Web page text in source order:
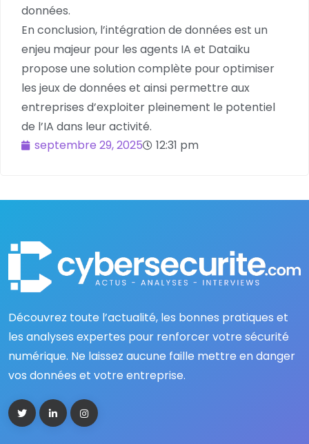
données.
En conclusion, l’intégration de données est un
enjeu majeur pour les agents IA et Dataiku
propose une solution complète pour optimiser
les jeux de données et ainsi permettre aux
entreprises d’exploiter pleinement le potentiel
de l’IA dans leur activité.
septembre 29, 2025
12:31 pm
Découvrez toute l’actualité, les bonnes pratiques et
les analyses expertes pour renforcer votre sécurité
numérique. Ne laissez aucune faille mettre en danger
vos données et votre entreprise.